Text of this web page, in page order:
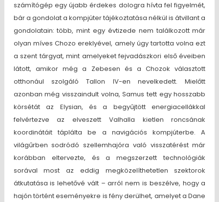
számítógép egy újabb érdekes dologra hívta fel figyelmét,
bár a gondolat a kompjúter tájékoztatása nélkül is átvillant a
gondolatain: több, mint egy évtizede nem találkozott már
olyan míves Chozo ereklyével, amely úgy tartotta volna ezt
a szent tárgyat, mint amelyeket fejvadászkori első éveiben
látott, amikor még a Zebesen és a Chozok választott
otthonául szolgáló Tallon IV-en nevelkedett. Mielőtt
azonban még visszaindult volna, Samus tett egy hosszabb
körsétát az Elysian, és a begyűjtött energiacellákkal
felvértezve az elveszett Valhalla kietlen roncsának
koordinátáit táplálta be a navigációs kompjúterbe. A
világűrben sodródó szellemhajóra való visszatérést már
korábban eltervezte, és a megszerzett technológiák
sorával most az eddig megközelíthetetlen szektorok
átkutatása is lehetővé vált – arról nem is beszélve, hogy a
hajón történt eseményekre is fény derülhet, amelyet a Dane